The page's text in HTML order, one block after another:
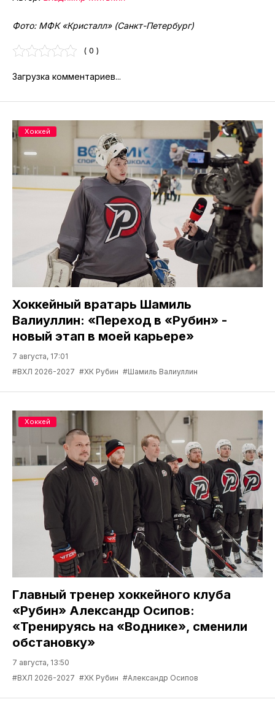
Фото: МФК «Кристалл» (Санкт-Петербург)
( 0 )
Загрузка комментариев...
Хоккейный вратарь Шамиль
Валиуллин: «Переход в «Рубин» -
новый этап в моей карьере»
7 августа, 17:01
#ВХЛ 2026-2027 #ХК Рубин #Шамиль Валиуллин
Хоккей
Главный тренер хоккейного клуба
«Рубин» Александр Осипов:
«Тренируясь на «Воднике», сменили
обстановку»
7 августа, 13:50
#ВХЛ 2026-2027 #ХК Рубин #Александр Осипов
Хоккей